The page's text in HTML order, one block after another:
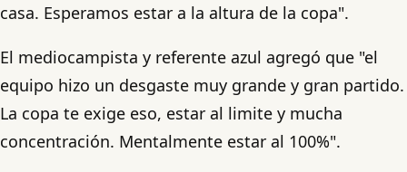
casa. Esperamos estar a la altura de la copa".
El mediocampista y referente azul agregó que "el
equipo hizo un desgaste muy grande y gran partido.
La copa te exige eso, estar al limite y mucha
concentración. Mentalmente estar al 100%".